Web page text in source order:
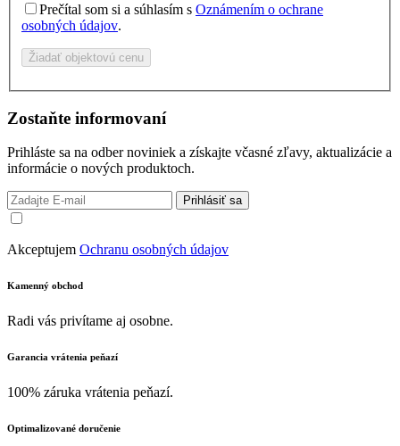
Prečítal som si a súhlasím s Oznámením o ochrane
osobných údajov.
Žiadať objektovú cenu
Zostaňte informovaní
Prihláste sa na odber noviniek a získajte včasné zľavy, aktualizácie a
informácie o nových produktoch.
Prihlásiť sa
Akceptujem Ochranu osobných údajov
Kamenný obchod
Radi vás privítame aj osobne.
Garancia vrátenia peňazí
100% záruka vrátenia peňazí.
Optimalizované doručenie